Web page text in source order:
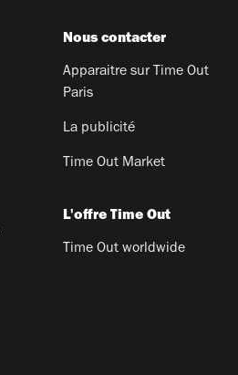
Nous contacter
Apparaitre sur Time Out
Paris
La publicité
Time Out Market
L'offre Time Out
Time Out worldwide